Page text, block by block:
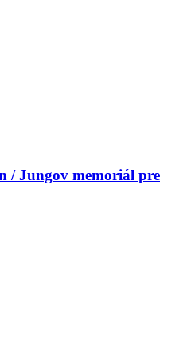
/ Jungov memoriál pre